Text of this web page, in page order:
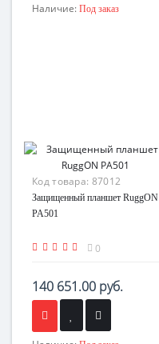
Наличие: Под заказ
Код товара: 87012
Защищенный планшет RuggON
PA501
0
140 651.00 руб.